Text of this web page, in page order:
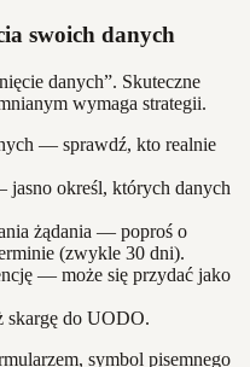
swoich danych
danych”. Skuteczne
wymaga strategii.
— sprawdź, kto realnie
określ, których danych
żądania — poproś o
(zwykle 30 dni).
— może się przydać jako
do UODO.